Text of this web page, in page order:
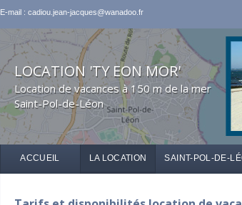
E-mail : cadiou.jean-jacques@wanadoo.fr
LOCATION 'TY EON MOR'
Location de vacances à 150 m de la mer
Saint-Pol-de-Léon
ACCUEIL LA LOCATION SAINT-POL-DE-